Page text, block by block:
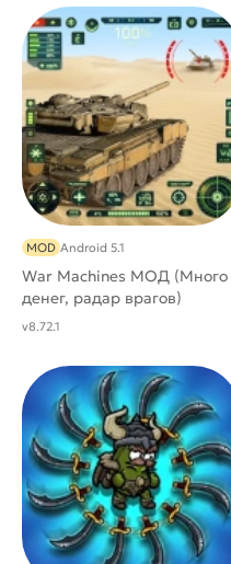
War Machines МОД (Много
денег, радар врагов)
MOD Android 5.1
v8.72.1